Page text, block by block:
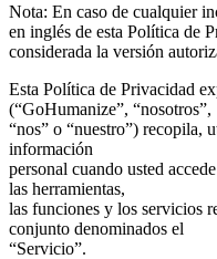
Nota: En caso de cualquier
en inglés de esta Política de
considerada la versión
Esta Política de Privacidad
(“GoHumanize”, “nosotros”,
“nos” o “nuestro”) recopila,
información
personal cuando usted
las herramientas,
las funciones y los servicios
conjunto denominados el
“Servicio”.